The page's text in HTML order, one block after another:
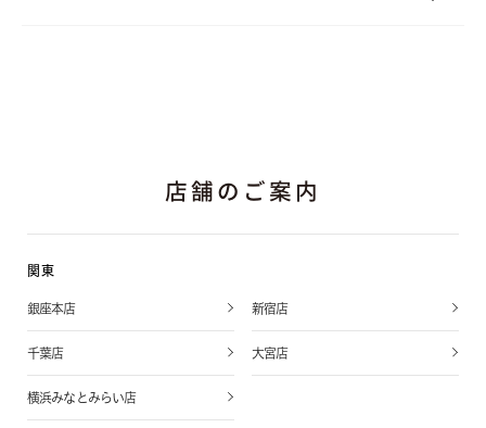
店舗のご案内
関東
銀座本店 新宿店
千葉店 大宮店
横浜みなとみらい店